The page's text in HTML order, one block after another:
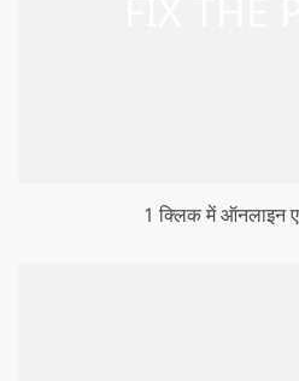
1 क्लिक में ऑनलाइन